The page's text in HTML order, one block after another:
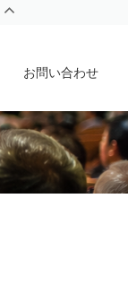
お問い合わせ